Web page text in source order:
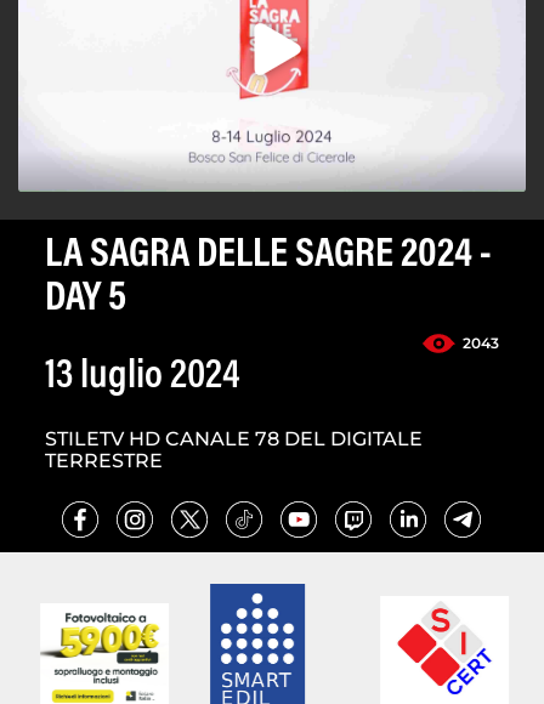
LA SAGRA DELLE SAGRE 2024 -
DAY 5
2043
13 luglio 2024
STILETV HD CANALE 78 DEL DIGITALE
TERRESTRE